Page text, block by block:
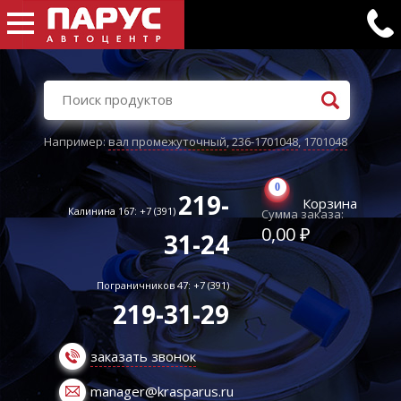
Например:вал промежуточный,236-1701048,1701048
Калинина 167: +7 (391) 219-
31-24
Пограничников 47: +7 (391)
219-31-29
заказать звонок
manager@krasparus.ru
0
Корзина
Сумма заказа:
0,00 ₽